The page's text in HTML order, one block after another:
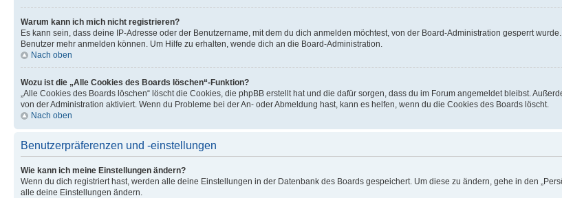
Warum kann ich mich nicht registrieren?
Es kann sein, dass deine IP-Adresse oder der Benutzername, mit dem du dich anmelden möchtest, von der Board-Administration gesperrt
Benutzer mehr anmelden können. Um Hilfe zu erhalten, wende dich an die Board-Administration.
Nach oben
Wozu ist die „Alle Cookies des Boards löschen“-Funktion?
„Alle Cookies des Boards löschen“ löscht die Cookies, die phpBB erstellt hat und die dafür sorgen, dass du im Forum angemeldet bleibst.
von der Administration aktiviert. Wenn du Probleme bei der An- oder Abmeldung hast, kann es helfen, wenn du die Cookies des Boards löscht.
Nach oben
Benutzerpräferenzen und -einstellungen
Wie kann ich meine Einstellungen ändern?
Wenn du dich registriert hast, werden alle deine Einstellungen in der Datenbank des Boards gespeichert. Um diese zu ändern, gehe in den
alle deine Einstellungen ändern.